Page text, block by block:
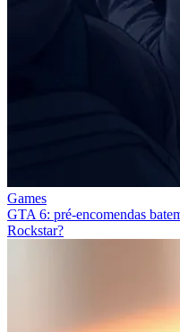
Games
GTA 6: pré‑encomendas
Rockstar?